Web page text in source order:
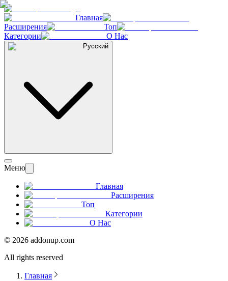
Главная
Расширения
Топ
Категории
О Нас
Русский
Меню
Главная
Расширения
Топ
Категории
О Нас
© 2026 addonup.com
All rights reserved
Главная